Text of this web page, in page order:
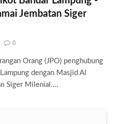
Jembatan Siger
0
Orang (JPO) penghubung
dengan Masjid Al
Siger Milenial.…